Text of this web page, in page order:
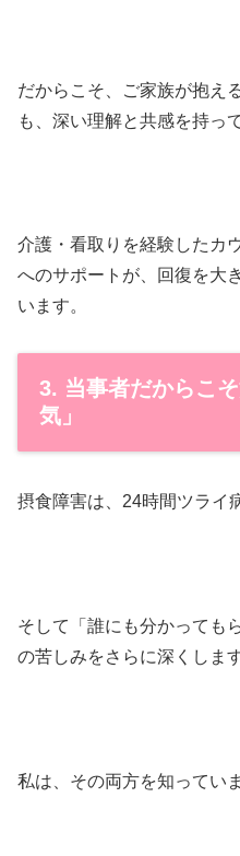
だからこそ、ご家族が抱え
も、深い理解と共感を持っ
介護・看取りを経験したカ
へのサポートが、回復を大
います。
3. 当事者だからこ
気」
摂食障害は、24時間ツライ
そして「誰にも分かっても
の苦しみをさらに深くします
私は、その両方を知っていま